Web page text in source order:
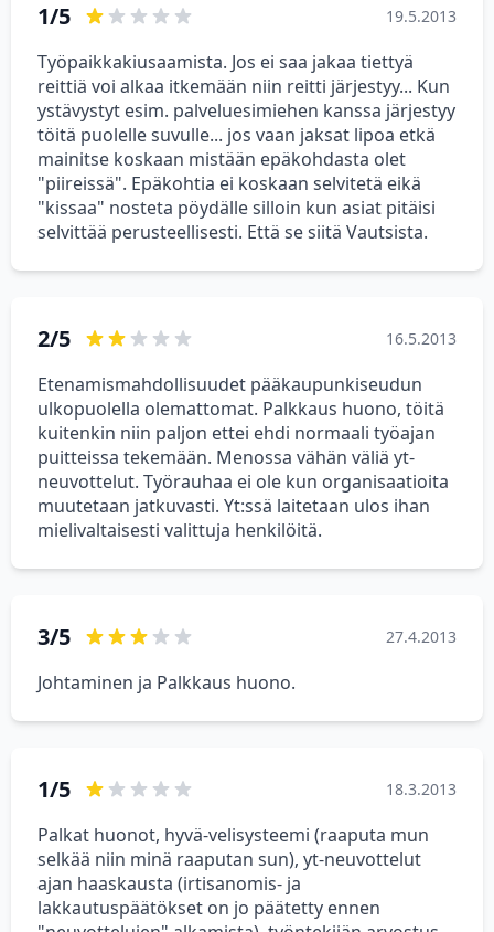
1/5 19.5.2013
Työpaikkakiusaamista. Jos ei saa jakaa tiettyä
reittiä voi alkaa itkemään niin reitti järjestyy... Kun
ystävystyt esim. palveluesimiehen kanssa järjestyy
töitä puolelle suvulle... jos vaan jaksat lipoa etkä
mainitse koskaan mistään epäkohdasta olet
"piireissä". Epäkohtia ei koskaan selvitetä eikä
"kissaa" nosteta pöydälle silloin kun asiat pitäisi
selvittää perusteellisesti. Että se siitä Vautsista.
2/5 16.5.2013
Etenamismahdollisuudet pääkaupunkiseudun
ulkopuolella olemattomat. Palkkaus huono, töitä
kuitenkin niin paljon ettei ehdi normaali työajan
puitteissa tekemään. Menossa vähän väliä yt-
neuvottelut. Työrauhaa ei ole kun organisaatioita
muutetaan jatkuvasti. Yt:ssä laitetaan ulos ihan
mielivaltaisesti valittuja henkilöitä.
3/5 27.4.2013
Johtaminen ja Palkkaus huono.
1/5 18.3.2013
Palkat huonot, hyvä-velisysteemi (raaputa mun
selkää niin minä raaputan sun), yt-neuvottelut
ajan haaskausta (irtisanomis- ja
lakkautuspäätökset on jo päätetty ennen